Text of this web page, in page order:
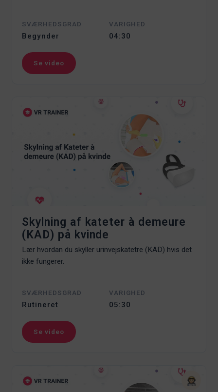
SVÆRHEDSGRAD
Begynder
VARIGHED
04:30
Se video
Skylning af kateter à demeure
(KAD) på kvinde
Lær hvordan du skyller urinvejskatetre (KAD) hvis det
ikke fungerer.
SVÆRHEDSGRAD
Rutineret
VARIGHED
05:30
Se video